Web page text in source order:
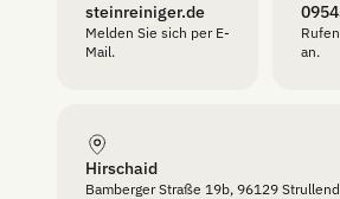
steinreiniger.de
Melden Sie sich per E-
Mail.
an.
Hirschaid
Bamberger Straße 19b, 96129